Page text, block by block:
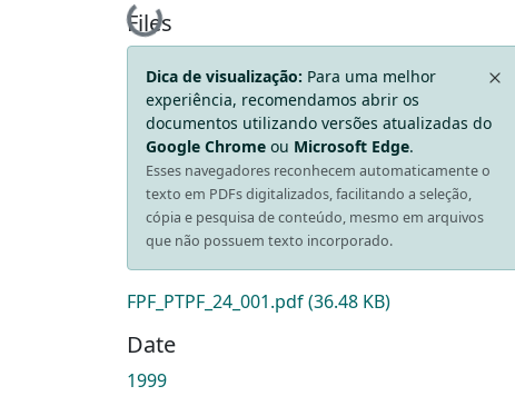
Loading...
Files
Dica de visualização: Para uma melhor
experiência, recomendamos abrir os
documentos utilizando versões atualizadas do
Google Chrome ou Microsoft Edge.
Esses navegadores reconhecem automaticamente o
texto em PDFs digitalizados, facilitando a seleção,
cópia e pesquisa de conteúdo, mesmo em arquivos
que não possuem texto incorporado.
FPF_PTPF_24_001.pdf(36.48 KB)
Date
1999